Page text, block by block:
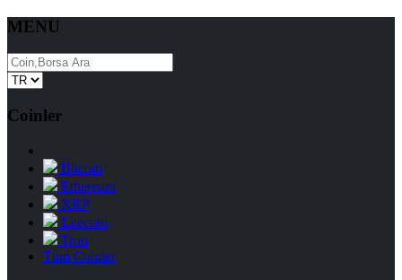
MENU
Coinler
Bitcoin
Ethereum
XRP
Litecoin
Tron
Tüm Coinler